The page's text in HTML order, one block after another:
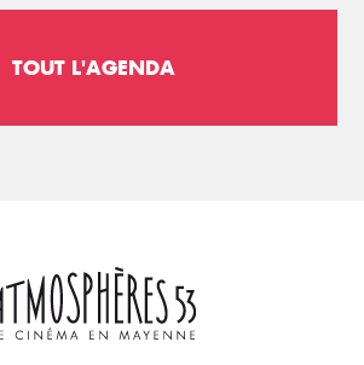
TOUT L'AGENDA